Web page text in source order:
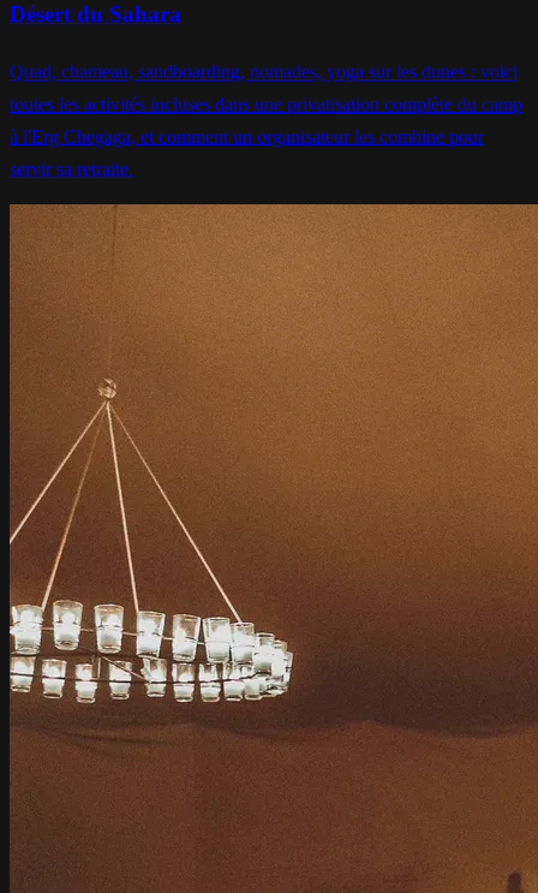
Désert du Sahara
Quad, chameau, sandboarding, nomades, yoga sur les dunes : voici
toutes les activités incluses dans une privatisation complète du camp
à l'Erg Chegaga, et comment un organisateur les combine pour
servir sa retraite.